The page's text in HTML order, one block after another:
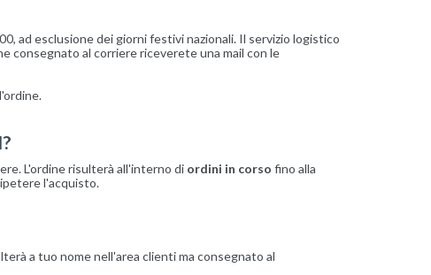
ad esclusione dei giorni festivi nazionali. Il servizio logistico
consegnato al corriere riceverete una mail con le
L'ordine risulterà all'interno di ordini in corso fino alla
l'acquisto.
a tuo nome nell'area clienti ma consegnato al